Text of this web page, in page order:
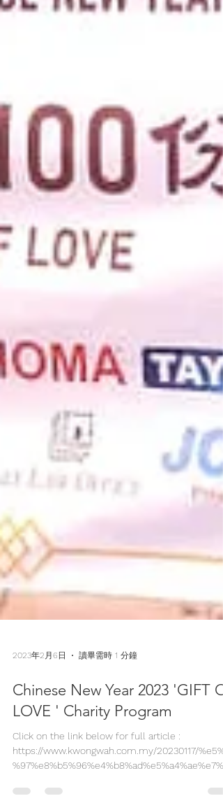
2023年2月6日 讀畢需時 1 分鐘
Chinese New Year 2023 'GIFT
LOVE ' Charity Program
Click on the link below for full article :